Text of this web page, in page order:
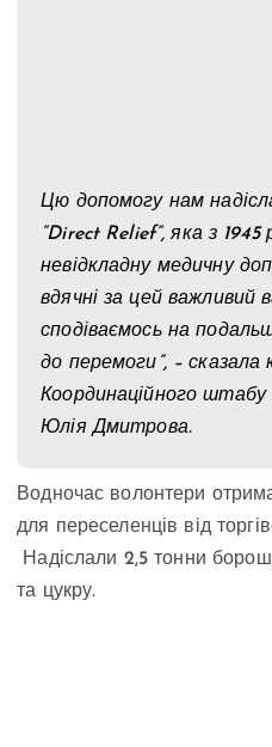
Цю допомогу нам
“Direct Relief”, яка з 1945
невідкладну медичну
вдячні за цей важливий
сподіваємось на
до перемоги”, – сказала
Координаційного штабу
Юлія Дмитрова.
Водночас волонтери
для переселенців від
Надіслали 2,5 тонни
та цукру.